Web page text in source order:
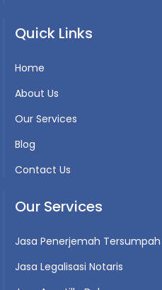
Quick Links
Home
About Us
Our Services
Blog
Contact Us
Our Services
Jasa Penerjemah Tersumpah
Jasa Legalisasi Notaris